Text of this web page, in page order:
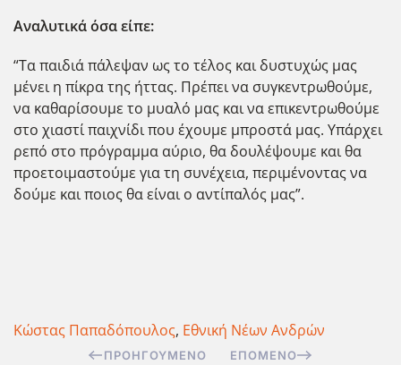
Αναλυτικά όσα είπε:
“Τα παιδιά πάλεψαν ως το τέλος και δυστυχώς μας
μένει η πίκρα της ήττας. Πρέπει να συγκεντρωθούμε,
να καθαρίσουμε το μυαλό μας και να επικεντρωθούμε
στο χιαστί παιχνίδι που έχουμε μπροστά μας. Υπάρχει
ρεπό στο πρόγραμμα αύριο, θα δουλέψουμε και θα
προετοιμαστούμε για τη συνέχεια, περιμένοντας να
δούμε και ποιος θα είναι ο αντίπαλός μας”.
Κώστας Παπαδόπουλος, Εθνική Νέων Ανδρών
ΠΡΟΗΓΟΎΜΕΝΟ ΕΠΌΜΕΝΟ